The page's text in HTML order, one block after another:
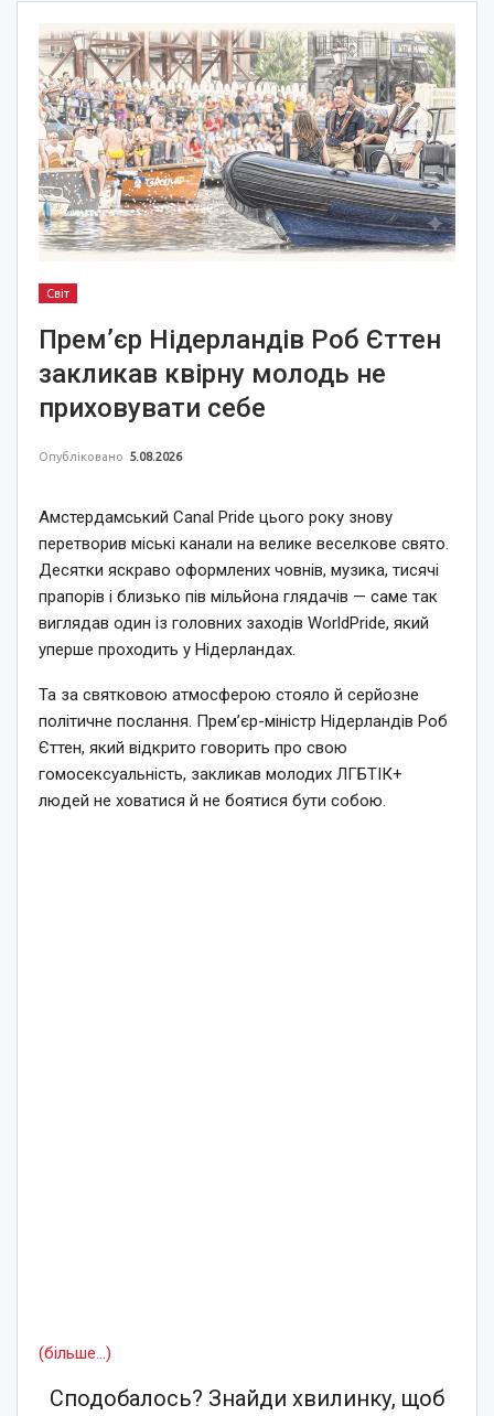
Світ
Прем’єр Нідерландів Роб Єттен
закликав квірну молодь не
приховувати себе
Опубліковано 5.08.2026
Амстердамський Canal Pride цього року знову
перетворив міські канали на велике веселкове свято.
Десятки яскраво оформлених човнів, музика, тисячі
прапорів і близько пів мільйона глядачів — саме так
виглядав один із головних заходів WorldPride, який
уперше проходить у Нідерландах.
Та за святковою атмосферою стояло й серйозне
політичне послання. Прем’єр-міністр Нідерландів Роб
Єттен, який відкрито говорить про свою
гомосексуальність, закликав молодих ЛГБТІК+
людей не ховатися й не боятися бути собою.
(більше…)
Сподобалось? Знайди хвилинку, щоб